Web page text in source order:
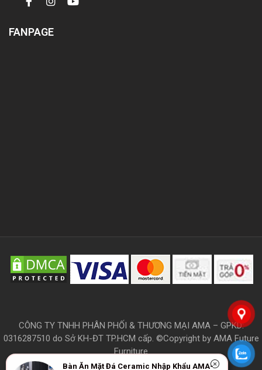
FANPAGE
CÔNG TY TNHH PHÂN PHỐI & THƯƠNG MẠI AMA – GPKD:
0316287510 do Sở KH-ĐT TP.HCM cấp. ©Copyright by AMA Future
Furniture
Bàn Ăn Mặt Đá Ceramic Nhập Khẩu AMA-